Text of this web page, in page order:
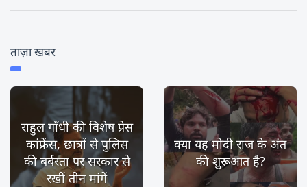
ताज़ा खबर
राहुल गाँधी की विशेष प्रेस
कांफ्रेंस, छात्रों से पुलिस
की बर्बरता पर सरकार से
रखीं तीन मांगें
क्या यह मोदी राज के अंत
की शुरूआत है?